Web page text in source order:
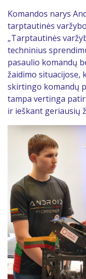
Komandos narys
tarptautinės
„Tarptautinės
techninius
pasaulio komandų
žaidimo situacijose,
skirtingo komandų
tampa vertinga
ir ieškant geriausių